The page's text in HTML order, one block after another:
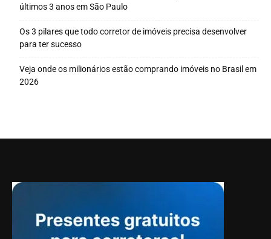
últimos 3 anos em São Paulo
Os 3 pilares que todo corretor de imóveis precisa desenvolver
para ter sucesso
Veja onde os milionários estão comprando imóveis no Brasil em
2026